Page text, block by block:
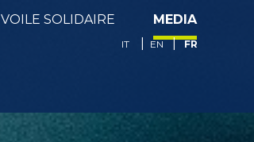
IT EN FR
VOILE SOLIDAIRE MEDIA